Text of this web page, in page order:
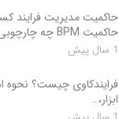
حاکمیت مدیریت فرایند
حاکمیت BPM چه چارچوبی…
1 سال پیش
فرایندکاوی چیست؟ نحوه
ابزار،…